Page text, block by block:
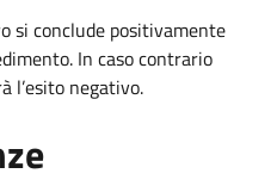
si conclude positivamente
In caso contrario
l’esito negativo.